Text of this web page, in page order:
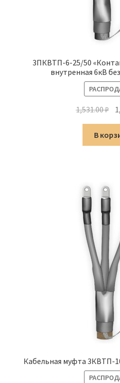
3ПКВТП-6-25/50
внутренная 6кВ
1,531.00₽
В
Кабельная муфта 3КВТП-